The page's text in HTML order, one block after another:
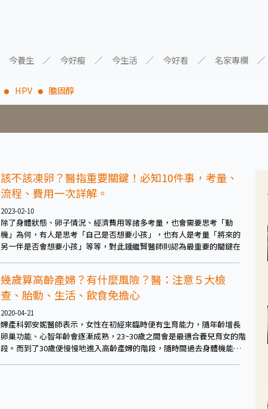
今養生 今好瘦 今生活 今好看 名家專欄
HPV 膽固醇
該不該凍卵？醫指重要關鍵！必知10件事，考量、
流程、費用一次詳解。
2023-02-10
除了身體狀態、卵子情況、經濟費用等諸多考量，也會需要思考「動
機」為何，有人是思考「自己是否想要小孩」，也有人是考量「將來的
另一伴是否會想要小孩」等等，對此鍾繼賢醫師則認為最重要的關鍵在
幾歲算高齡產婦？有什麼風險？醫：注意５大檢
查、胎動、生活、飲食免擔心
2020-04-21
婦產科郭安妮醫師表示，女性在初經來臨時便有生育能力，隨年齡增長
卵巢功能、心智年齡會逐漸成熟，23~30歲之間會是最適合養兒育女的階
段。而到了30歲便慢慢地進入高齡產婦的階段，隨時間過去身體機能逐